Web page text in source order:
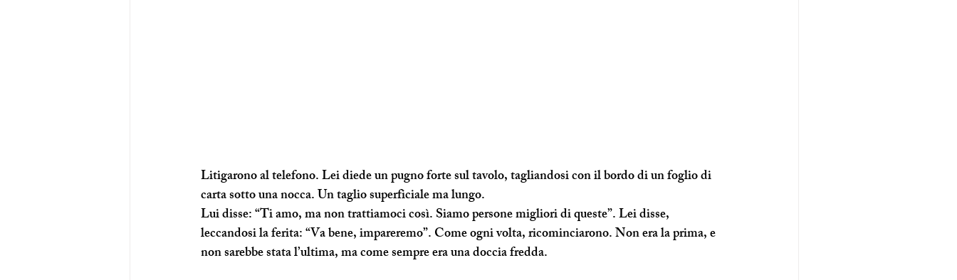
Litigarono al telefono. Lei diede un pugno forte sul tavolo, tagliandosi con il bordo di un foglio di
carta sotto una nocca. Un taglio superficiale ma lungo.
Lui disse: “Ti amo, ma non trattiamoci così. Siamo persone migliori di queste”. Lei disse,
leccandosi la ferita: “Va bene, impareremo”. Come ogni volta, ricominciarono. Non era la prima, e
non sarebbe stata l’ultima, ma come sempre era una doccia fredda.